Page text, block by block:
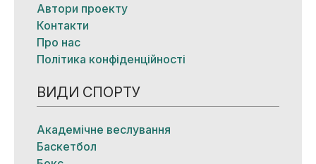
Автори проекту
Контакти
Про нас
Політика конфіденційності
ВИДИ СПОРТУ
Академічне веслування
Баскетбол